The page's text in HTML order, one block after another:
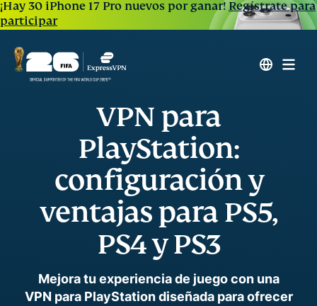
¡Hay 30 iPhone 17 Pro nuevos por ganar!Regístrate para
participar
VPN para
PlayStation:
configuración y
ventajas para PS5,
PS4 y PS3
Mejora tu experiencia de juego con una
VPN para PlayStation diseñada para ofrecer